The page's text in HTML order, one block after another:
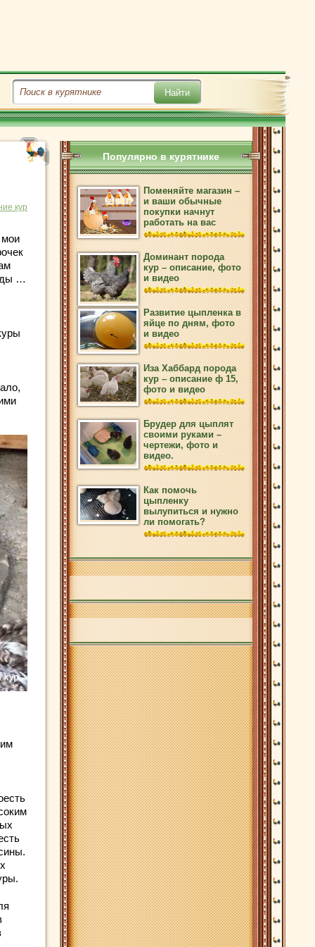
кур
…
Популярно в курятнике
Поменяйте магазин –
и ваши обычные
покупки начнут
работать на вас
Доминант порода
кур – описание, фото
и видео
Развитие цыпленка в
яйце по дням, фото
и видео
Иза Хаббард порода
кур – описание ф 15,
фото и видео
Брудер для цыплят
своими руками –
чертежи, фото и
видео.
Как помочь
цыпленку
вылупиться и нужно
ли помогать?